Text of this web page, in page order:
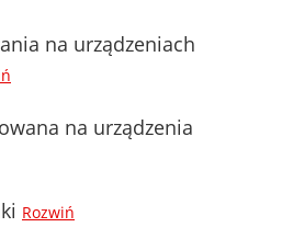
na urządzeniach
na urządzenia
Rozwiń